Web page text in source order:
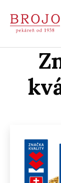
BROJO
Považská
Bystrica